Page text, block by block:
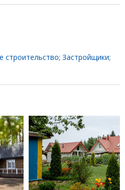
строительство; Застройщики;